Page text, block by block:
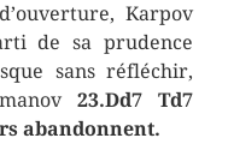
Karpov
de sa prudence
sans réfléchir,
23.Dd7 Td7
abandonnent.